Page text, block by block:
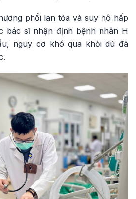
phổi lan tỏa và suy hô hấp
bác sĩ nhận định bệnh nhân H
nguy cơ khó qua khỏi dù đã